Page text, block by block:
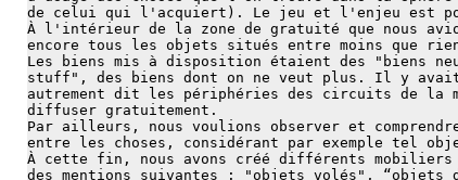
de celui qui l'acquiert). Le jeu et l'enjeu est
À l'intérieur de la zone de gratuité que nous
encore tous les objets situés entre moins que
Les biens mis à disposition étaient des "biens
stuff", des biens dont on ne veut plus. Il y avait
autrement dit les périphéries des circuits de la
diffuser gratuitement.
Par ailleurs, nous voulions observer et
entre les choses, considérant par exemple tel
À cette fin, nous avons créé différents mobiliers
des mentions suivantes : "objets volés",